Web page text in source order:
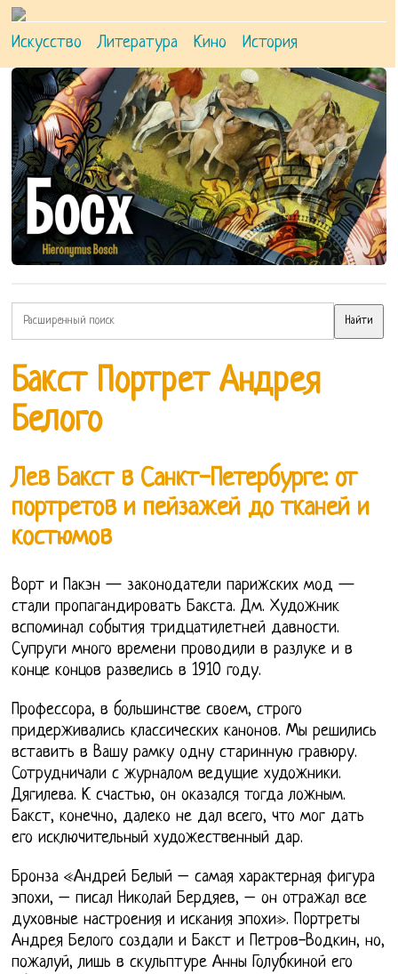
Искусство Литература Кино История
Бакст Портрет Андрея
Белого
Лев Бакст в Санкт-Петербурге: от
портретов и пейзажей до тканей и
костюмов
Ворт и Пакэн — законодатели парижских мод —
стали пропагандировать Бакста. Дм. Художник
вспоминал события тридцатилетней давности.
Супруги много времени проводили в разлуке и в
конце концов развелись в 1910 году.
Профессора, в большинстве своем, строго
придерживались классических канонов. Мы решились
вставить в Вашу рамку одну старинную гравюру.
Сотрудничали с журналом ведущие художники.
Дягилева. К счастью, он оказался тогда ложным.
Бакст, конечно, далеко не дал всего, что мог дать
его исключительный художественный дар.
Бронза «Андрей Белый – самая характерная фигура
эпохи, – писал Николай Бердяев, – он отражал все
духовные настроения и искания эпохи». Портреты
Андрея Белого создали и Бакст и Петров-Водкин, но,
пожалуй, лишь в скульптуре Анны Голубкиной его